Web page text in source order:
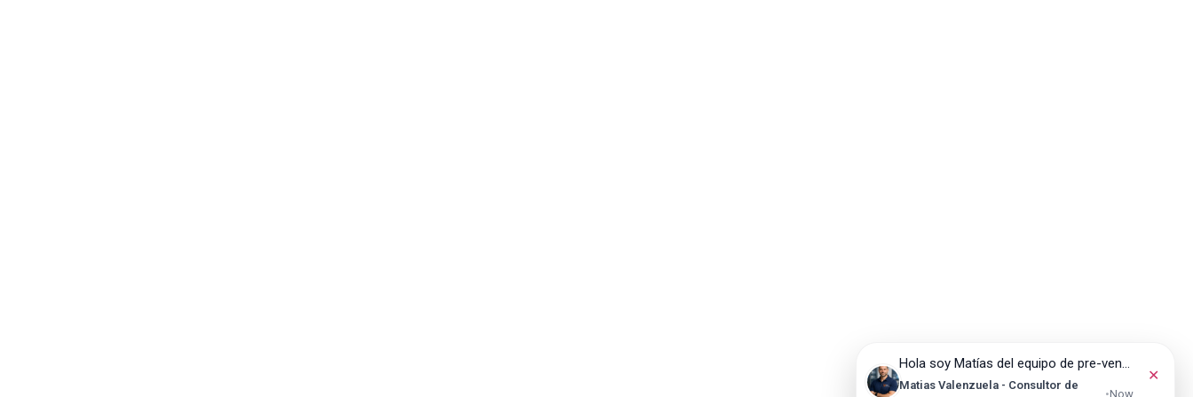
Hola soy Matías del equipo de pre-venta de servicios, mucho gusto. ¿En qué puedo ayudarte hoy?
Matias Valenzuela - Consultor de
•Now
✕